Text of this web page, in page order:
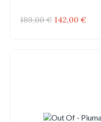
189,00€ Il
142,00 €Il